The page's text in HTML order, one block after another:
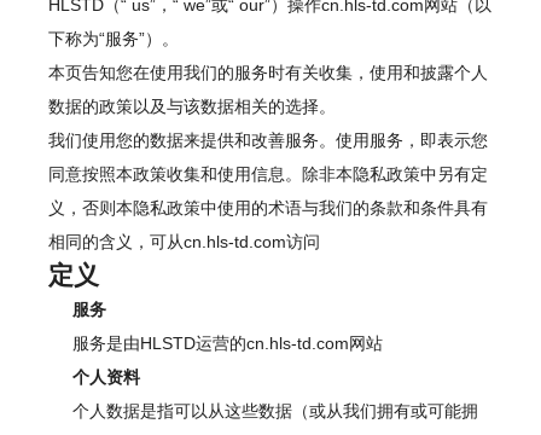
HLSTD（“ us”，“ we”或“ our”）操作cn.hls-td.com网站（以
下称为“服务”）。
本页告知您在使用我们的服务时有关收集，使用和披露个人
数据的政策以及与该数据相关的选择。
我们使用您的数据来提供和改善服务。使用服务，即表示您
同意按照本政策收集和使用信息。除非本隐私政策中另有定
义，否则本隐私政策中使用的术语与我们的条款和条件具有
相同的含义，可从cn.hls-td.com访问
定义
服务
服务是由HLSTD运营的cn.hls-td.com网站
个人资料
个人数据是指可以从这些数据（或从我们拥有或可能拥